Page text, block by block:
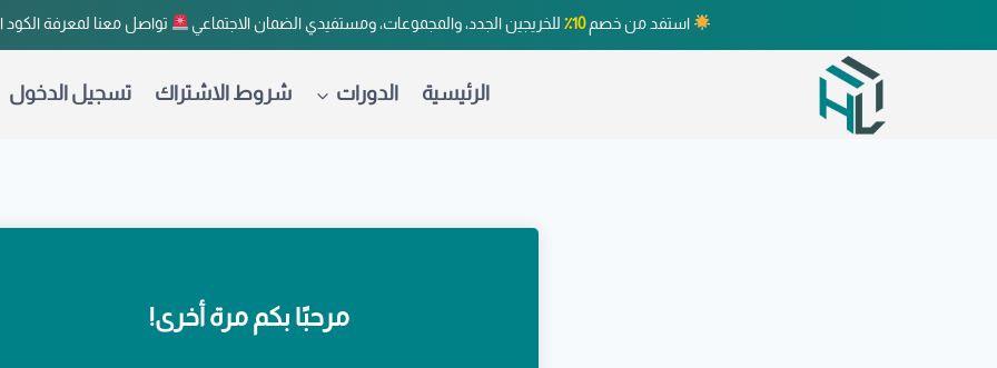
استفد من خصم10٪ للخريجين الجدد، والمجموعات، ومستفيدي الضمان الاجتماعي تواصل معنا لمعرفة
الرئيسية الدورات شروط الاشتراك تسجيل الدخول
مرحبًا بكم مرة أخرى!